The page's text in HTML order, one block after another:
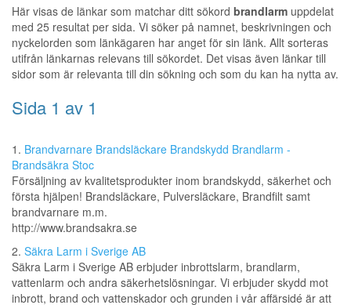
Här visas de länkar som matchar ditt sökord brandlarm uppdelat
med 25 resultat per sida. Vi söker på namnet, beskrivningen och
nyckelorden som länkägaren har anget för sin länk. Allt sorteras
utifrån länkarnas relevans till sökordet. Det visas även länkar till
sidor som är relevanta till din sökning och som du kan ha nytta av.
Sida 1 av 1
1. Brandvarnare Brandsläckare Brandskydd Brandlarm -
Brandsäkra Stoc
Försäljning av kvalitetsprodukter inom brandskydd, säkerhet och
första hjälpen! Brandsläckare, Pulversläckare, Brandfilt samt
brandvarnare m.m.
http://www.brandsakra.se
2. Säkra Larm i Sverige AB
Säkra Larm i Sverige AB erbjuder inbrottslarm, brandlarm,
vattenlarm och andra säkerhetslösningar. Vi erbjuder skydd mot
inbrott, brand och vattenskador och grunden i vår affärsidé är att